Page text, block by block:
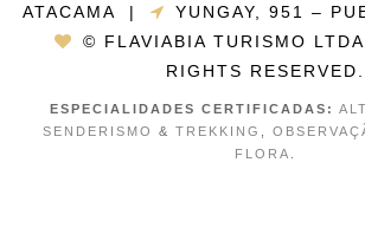
ATACAMA |
YUNGAY, 951 –
© FLAVIABIA TURISMO
RIGHTS RESERVED.
ESPECIALIDADES CERTIFICADAS:
SENDERISMO
& TREKKING
FLORA